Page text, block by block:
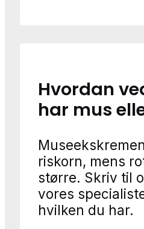
Hvordan
har mus
riskorn, mens
større. Skriv til
vores
hvilken du har.